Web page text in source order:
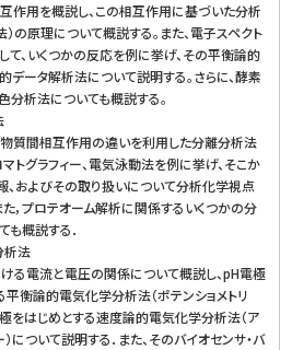
作用を概説し、この相互作用に基づいた分析
の原理について概説する。また、電子スペクト
て、いくつかの反応を例に挙げ、その平衡論的
データ解析法について説明する。さらに、酵素
分析法についても概説する。
質間相互作用の違いを利用した分離分析法
マトグラフィー、電気泳動法を例に挙げ、そこか
、およびその取り扱いについて分析化学視点
た，プロテオーム解析に関係するいくつかの分
も概説する．
析法
る電流と電圧の関係について概説し、pH電極
平衡論的電気化学分析法（ポテンショメトリ
極をはじめとする速度論的電気化学分析法（ア
について説明する．また、そのバイオセンサ・バ